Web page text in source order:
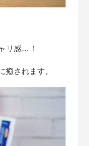
リ感…！
癒されます。